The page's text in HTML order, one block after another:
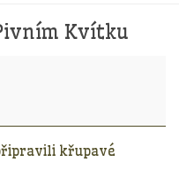
Kvítku
křupavé